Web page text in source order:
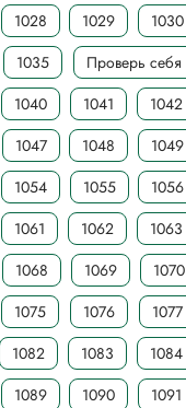
1028 1029 1030
1035 Проверь себя
1040 1041 1042
1047 1048 1049
1054 1055 1056
1061 1062 1063
1068 1069 1070
1075 1076 1077
1082 1083 1084
1089 1090 1091